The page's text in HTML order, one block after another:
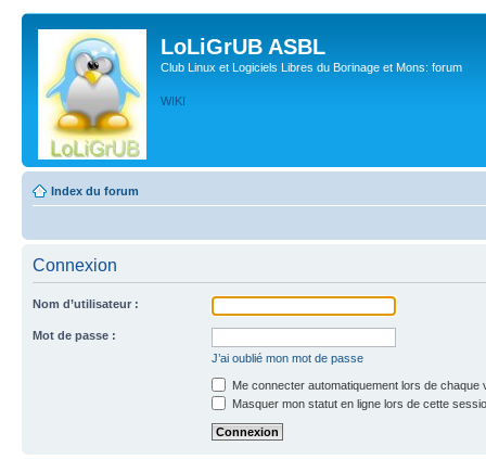
LoLiGrUB ASBL
Club Linux et Logiciels Libres du Borinage et Mons: forum
WIKI
Index du forum
Connexion
Nom d’utilisateur :
Mot de passe :
J’ai oublié mon mot de passe
Me connecter automatiquement lors de chaque
Masquer mon statut en ligne lors de cette